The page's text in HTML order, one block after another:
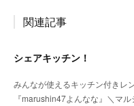
関連記事
シェアキッチン！
みんなが使えるキッチン付きレ
『marushin47よんなな』＼マ